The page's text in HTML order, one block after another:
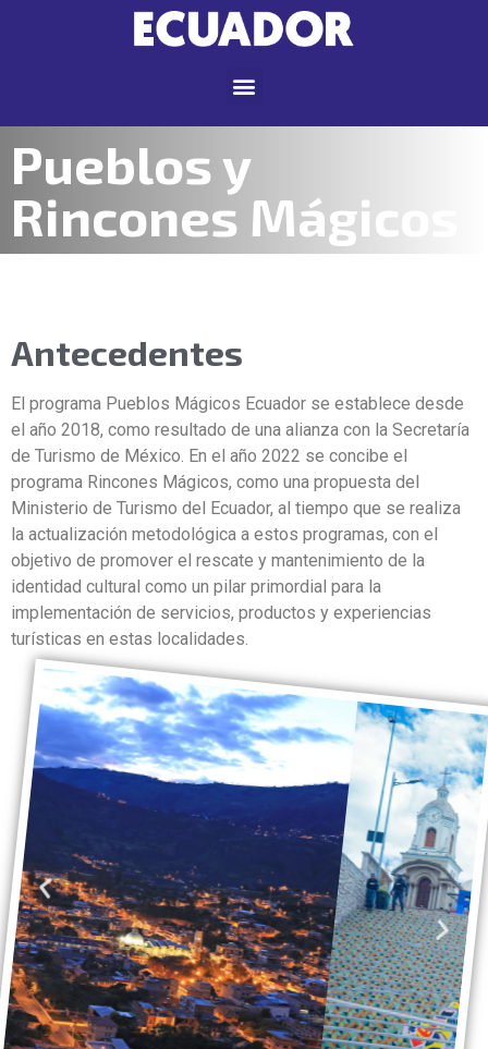
Pueblos y
Rincones Mágicos
Antecedentes
El programa Pueblos Mágicos Ecuador se establece desde
el año 2018, como resultado de una alianza con la Secretaría
de Turismo de México. En el año 2022 se concibe el
programa Rincones Mágicos, como una propuesta del
Ministerio de Turismo del Ecuador, al tiempo que se realiza
la actualización metodológica a estos programas, con el
objetivo de promover el rescate y mantenimiento de la
identidad cultural como un pilar primordial para la
implementación de servicios, productos y experiencias
turísticas en estas localidades.